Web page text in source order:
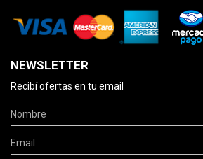
NEWSLETTER
Recibí ofertas en tu email